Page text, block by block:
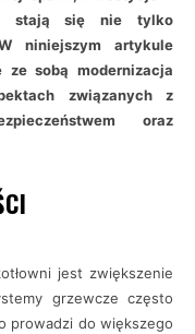
stają się nie tylko
niniejszym artykule
sobą modernizacja
związanych z
oraz
jest zwiększenie
grzewcze często
prowadzi do większego